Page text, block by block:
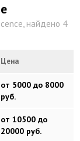
найдено 4
Цена
от 5000 до 8000
руб.
от 10500 до
20000 руб.